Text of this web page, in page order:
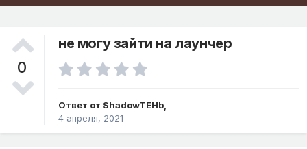
0
не могу зайти на лаунчер
Ответ от ShadowTEHb,
4 апреля, 2021